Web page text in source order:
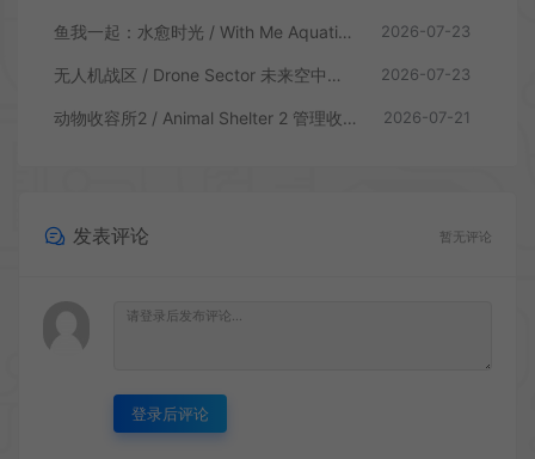
鱼我一起：水愈时光 / With Me Aquatic Time 休闲养鱼游戏 2026-07-23
无人机战区 / Drone Sector 未来空中炮艇游戏 2026-07-23
动物收容所2 / Animal Shelter 2 管理收容模拟游戏 2026-07-21
发表评论 暂无评论
登录后评论